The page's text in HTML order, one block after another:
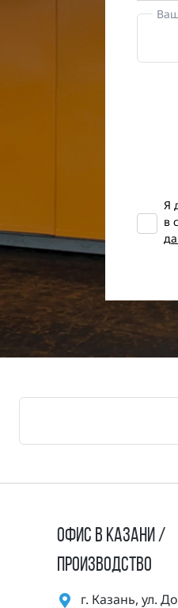
Я
в
ОФИС В КАЗАНИ /
ПРОИЗВОДСТВО
г. Казань, ул.